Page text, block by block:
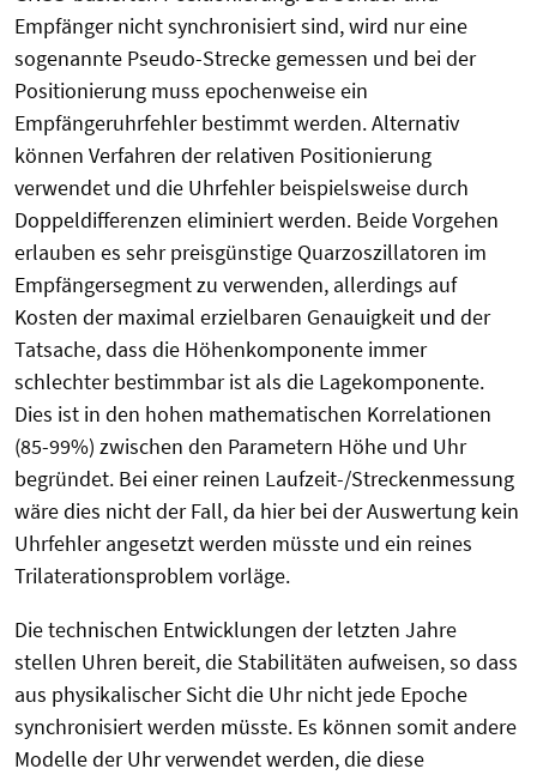
Empfänger nicht synchronisiert sind, wird nur eine
sogenannte Pseudo-Strecke gemessen und bei der
Positionierung muss epochenweise ein
Empfängeruhrfehler bestimmt werden. Alternativ
können Verfahren der relativen Positionierung
verwendet und die Uhrfehler beispielsweise durch
Doppeldifferenzen eliminiert werden. Beide Vorgehen
erlauben es sehr preisgünstige Quarzoszillatoren im
Empfängersegment zu verwenden, allerdings auf
Kosten der maximal erzielbaren Genauigkeit und der
Tatsache, dass die Höhenkomponente immer
schlechter bestimmbar ist als die Lagekomponente.
Dies ist in den hohen mathematischen Korrelationen
(85-99%) zwischen den Parametern Höhe und Uhr
begründet. Bei einer reinen Laufzeit-/Streckenmessung
wäre dies nicht der Fall, da hier bei der Auswertung kein
Uhrfehler angesetzt werden müsste und ein reines
Trilaterationsproblem vorläge.
Die technischen Entwicklungen der letzten Jahre
stellen Uhren bereit, die Stabilitäten aufweisen, so dass
aus physikalischer Sicht die Uhr nicht jede Epoche
synchronisiert werden müsste. Es können somit andere
Modelle der Uhr verwendet werden, die diese